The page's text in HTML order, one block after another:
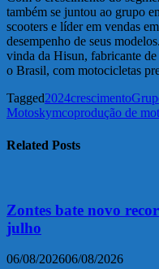
também se juntou ao grupo
scooters e líder em vendas
desempenho de seus
vinda da Hisun, fabricante
o Brasil, com motocicletas
Tagged2024crescimento
Motoskymcoprodução de
Related Posts
Zontes bate novo
julho
06/08/202606/08/2026